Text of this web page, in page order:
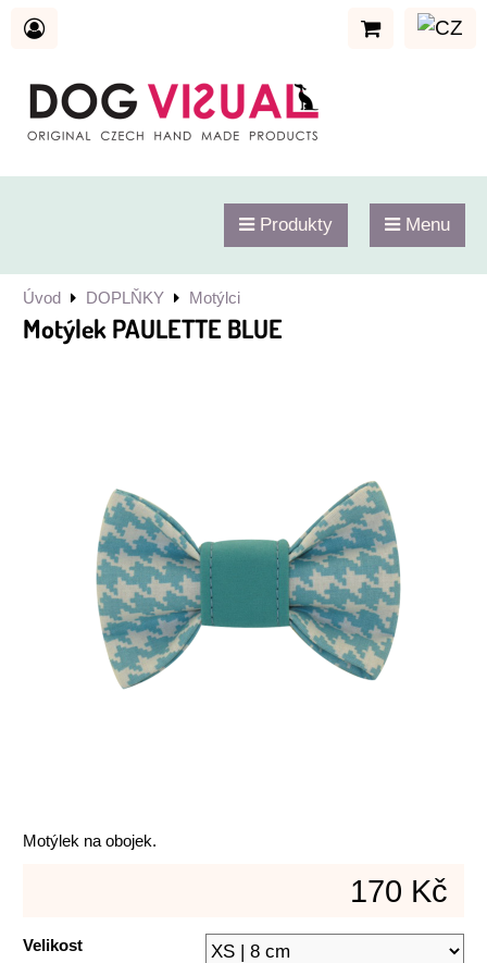
Produkty Menu
Úvod DOPLŇKY Motýlci
Motýlek PAULETTE BLUE
Motýlek na obojek.
170 Kč
Velikost